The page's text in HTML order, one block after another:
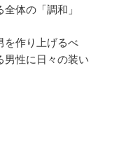
体の「調和」
を作り上げるべ
男性に日々の装い